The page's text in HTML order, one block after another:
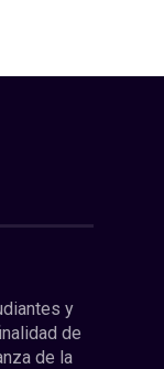
y
de
de la